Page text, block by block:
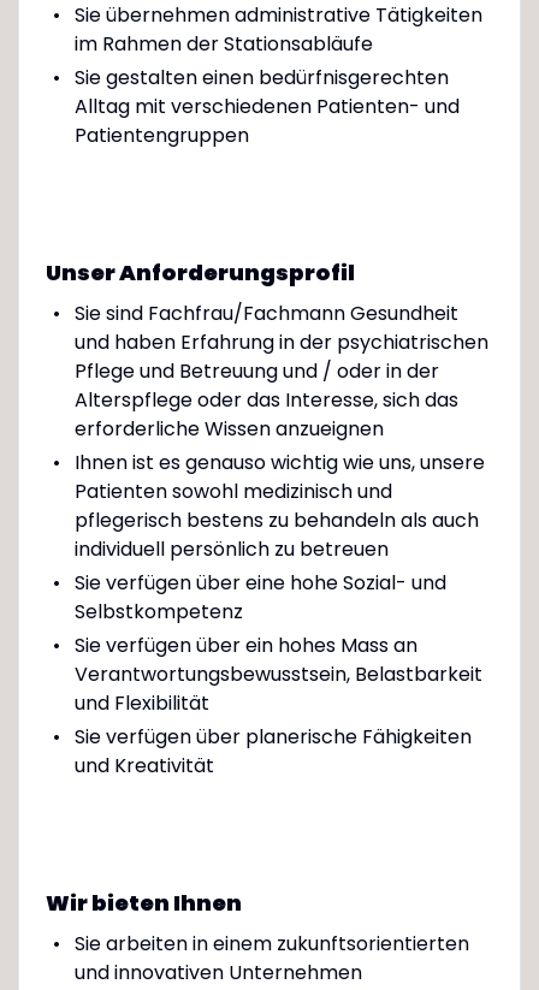
Sie übernehmen administrative Tätigkeiten
im Rahmen der Stationsabläufe
Sie gestalten einen bedürfnisgerechten
Alltag mit verschiedenen Patienten- und
Patientengruppen
Unser Anforderungsprofil
Sie sind Fachfrau/Fachmann Gesundheit
und haben Erfahrung in der psychiatrischen
Pflege und Betreuung und / oder in der
Alterspflege oder das Interesse, sich das
erforderliche Wissen anzueignen
Ihnen ist es genauso wichtig wie uns, unsere
Patienten sowohl medizinisch und
pflegerisch bestens zu behandeln als auch
individuell persönlich zu betreuen
Sie verfügen über eine hohe Sozial- und
Selbstkompetenz
Sie verfügen über ein hohes Mass an
Verantwortungsbewusstsein, Belastbarkeit
und Flexibilität
Sie verfügen über planerische Fähigkeiten
und Kreativität
Wir bieten Ihnen
Sie arbeiten in einem zukunftsorientierten
und innovativen Unternehmen